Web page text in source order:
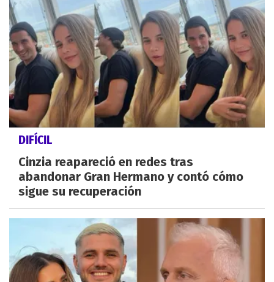
DIFÍCIL
Cinzia reapareció en redes tras
abandonar Gran Hermano y contó cómo
sigue su recuperación